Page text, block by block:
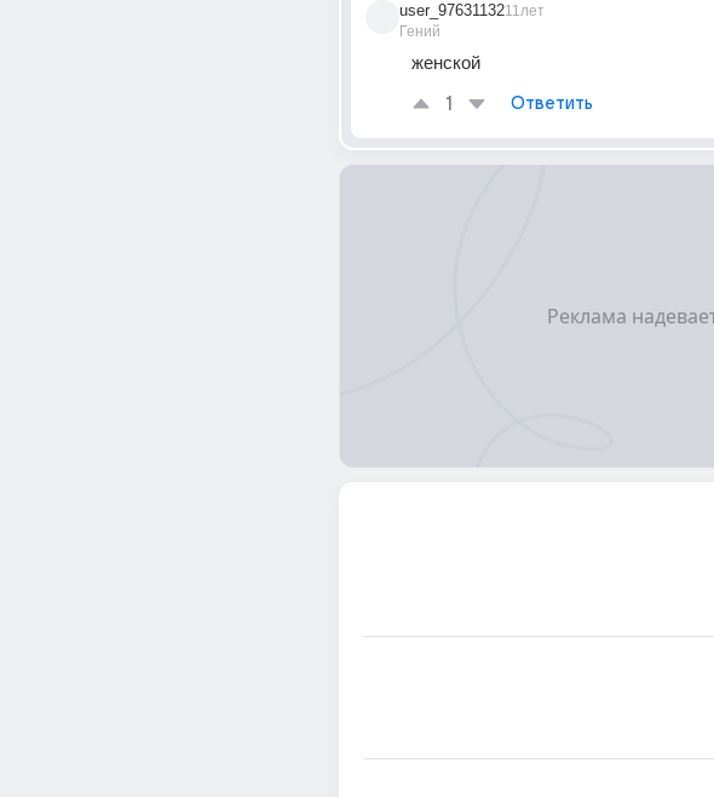
user_97631132
Гений
11лет
женской
1 Ответить